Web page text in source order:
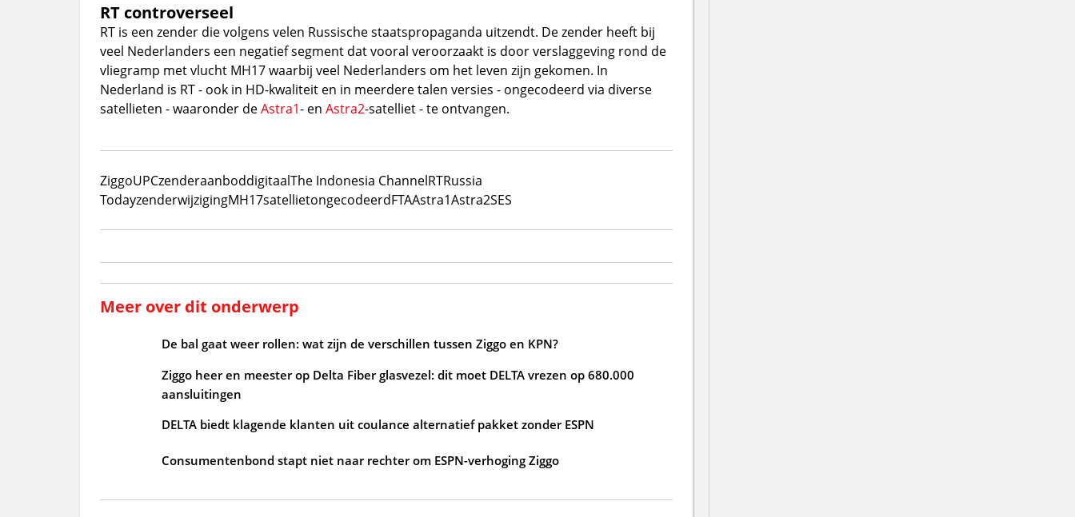
RT controverseel
RT is een zender die volgens velen Russische staatspropaganda uitzendt. De zender heeft bij
veel Nederlanders een negatief segment dat vooral veroorzaakt is door verslaggeving rond de
vliegramp met vlucht MH17 waarbij veel Nederlanders om het leven zijn gekomen. In
Nederland is RT - ook in HD-kwaliteit en in meerdere talen versies - ongecodeerd via diverse
satellieten - waaronder deAstra1- en Astra2-satelliet - te ontvangen.
ZiggoUPCzenderaanboddigitaalThe Indonesia ChannelRTRussia
TodayzenderwijzigingMH17satellietongecodeerdFTAAstra1Astra2SES
Meer over dit onderwerp
De bal gaat weer rollen: wat zijn de verschillen tussen Ziggo en KPN?
Ziggo heer en meester op Delta Fiber glasvezel: dit moet DELTA vrezen op 680.000
aansluitingen
DELTA biedt klagende klanten uit coulance alternatief pakket zonder ESPN
Consumentenbond stapt niet naar rechter om ESPN-verhoging Ziggo